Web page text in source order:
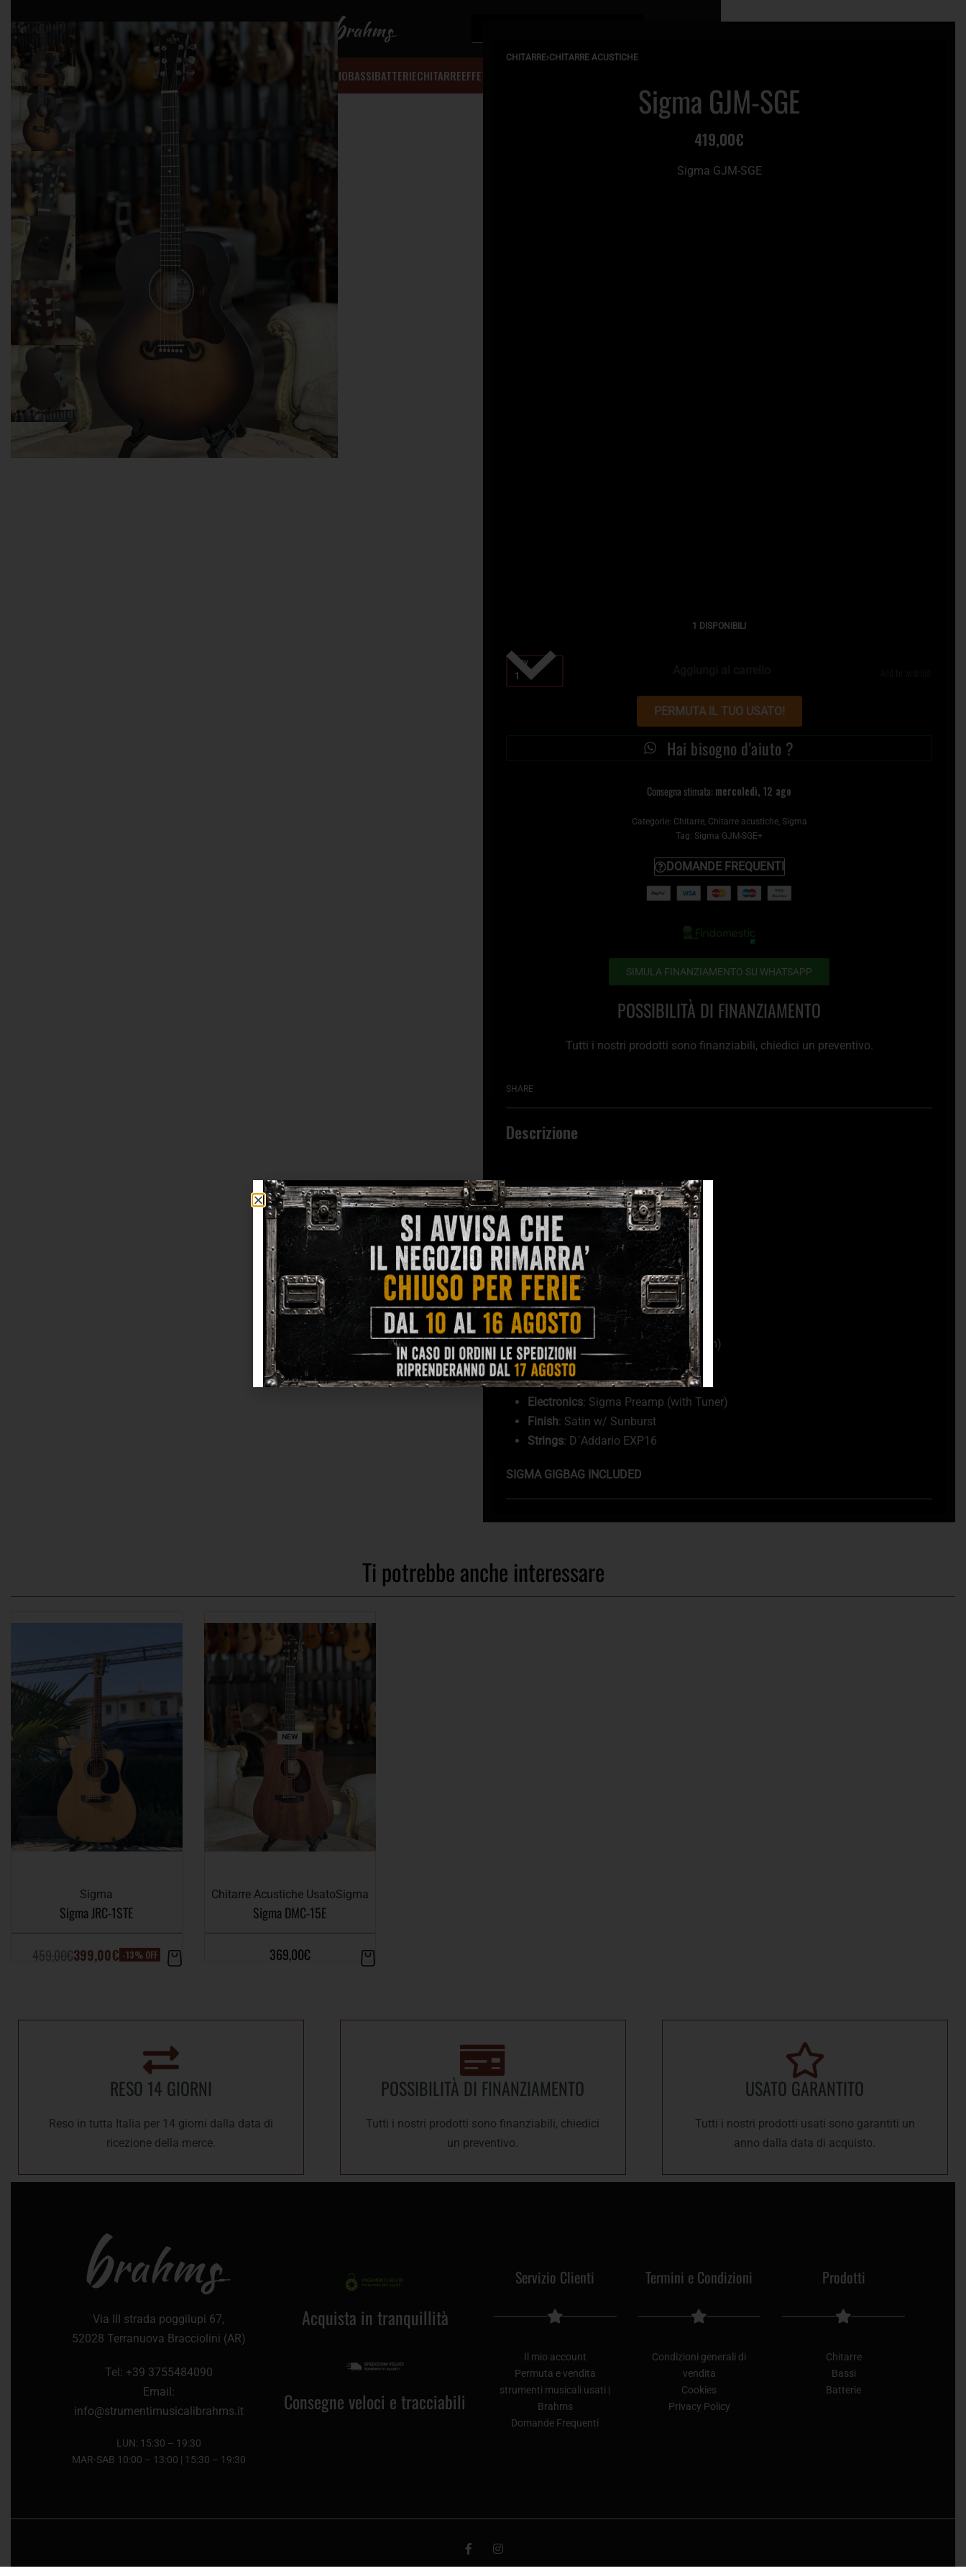
GARANZIA USATO 1 ANNO - RESO 14 GIORNI IL NOSTRO NEGOZIO
TUTTI I PRODOTTI AMPLIFICATORI AUDIOBASSIBATTERIECHITARREEFFETTI
CHITARRE›CHITARRE ACUSTICHE
Sigma GJM-SGE
419,00€
Sigma GJM-SGE
1 DISPONIBILI
QTY
PERMUTA IL TUO USATO!
Hai bisogno d'aiuto ?
Consegna stimata: mercoledì, 12 ago
Categorie: Chitarre, Chitarre acustiche, Sigma
Tag: Sigma GJM-SGE+
DOMANDE FREQUENTI
SIMULA FINANZIAMENTO SU WHATSAPP
POSSIBILITÀ DI FINANZIAMENTO
Tutti i nostri prodotti sono finanziabili, chiedici un preventivo.
SHARE
Descrizione
Body Size: Grand Jumbo 14-Fret
Construction: Dovetail Neck Joint
Top: Solid Sitka Spruce
Back & Sides
: Mahogany
Neck: Mahogany, Low Profile
Nut & Saddle
: Bone
Fingerboard & Bridge
: Micarta
Scale Length : 25.4” (645 mm)
Neck width at nut
: 1-11/16” (42,9 mm)
Truss Rod
: Two way Truss Rod
Tuning Machines: Chrome, diecast
Electronics: Sigma Preamp (with Tuner)
Finish: Satin w/ Sunburst
Strings: D´Addario EXP16
SIGMA GIGBAG INCLUDED
Ti potrebbe anche interessare
Sigma
Sigma JRC-1STE
459,00€399,00€ -13% OFF
NEW
Chitarre Acustiche UsatoSigma
Sigma DMC-15E
369,00€
RESO 14 GIORNI
Reso in tutta Italia per 14 giorni dalla data di
ricezione della merce.
POSSIBILITÀ DI FINANZIAMENTO
Tutti i nostri prodotti sono finanziabili, chiedici
un preventivo.
USATO GARANTITO
Tutti i nostri prodotti usati sono garantiti un
anno dalla data di acquisto.
Via III strada poggilupi 67,
52028 Terranuova Bracciolini (AR)
Tel: +39 3755484090
Email:
info@strumentimusicalibrahms.it
LUN: 15:30 – 19:30
MAR-SAB 10:00 – 13:00 | 15:30 – 19:30
Acquista in tranquillità
Consegne veloci e tracciabili
Servizio Clienti
Il mio account
Permuta e vendita
strumenti musicali usati |
Brahms
Domande Frequenti
Termini e Condizioni
Condizioni generali di
vendita
Cookies
Privacy Policy
Prodotti
Chitarre
Bassi
Batterie